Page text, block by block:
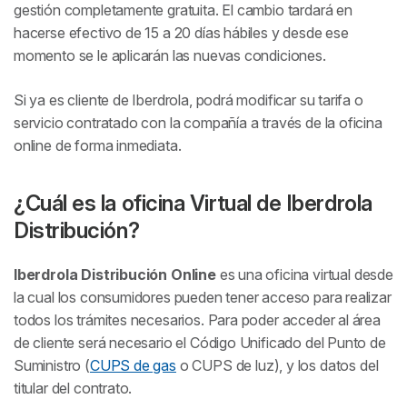
gestión completamente gratuita. El cambio tardará en
hacerse efectivo de 15 a 20 días hábiles y desde ese
momento se le aplicarán las nuevas condiciones.
Si ya es cliente de Iberdrola, podrá modificar su tarifa o
servicio contratado con la compañía a través de la oficina
online de forma inmediata.
¿Cuál es la oficina Virtual de Iberdrola
Distribución?
Iberdrola Distribución Onlinees una oficina virtual desde
la cual los consumidores pueden tener acceso para realizar
todos los trámites necesarios. Para poder acceder al área
de cliente será necesario el Código Unificado del Punto de
Suministro (CUPS de gas o CUPS de luz), y los datos del
titular del contrato.